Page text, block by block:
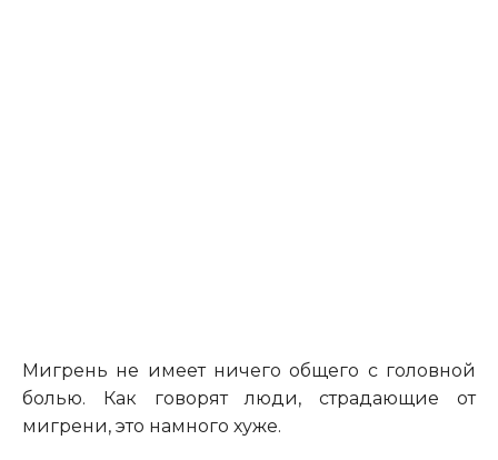
Мигрень не имеет ничего общего с головной
болью. Как говорят люди, страдающие от
мигрени, это намного хуже.